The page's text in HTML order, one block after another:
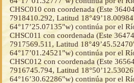
CHSC010 con coordenada (Este
7918410.292, Latitud
64°17’25.07135"w) continúa por el
CHSC011 con coordenada (Este
7917569.511, Latitud
64°17’01.24521"w) continúa por el
CHSC012 con coordenada (Este
7916745.794, Latitud
64°16’30.62286"w) continúa por el